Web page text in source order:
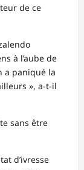
de ce
à l’aube de
a paniqué la
», a-t-il
sans être
d’ivresse